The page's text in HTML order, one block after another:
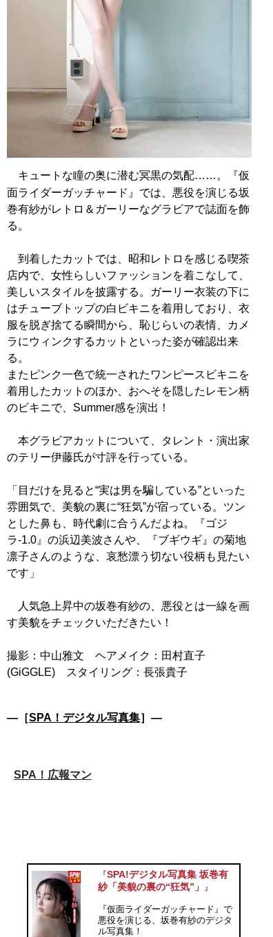
キュートな瞳の奥に潜む冥黒の気配……。『仮
面ライダーガッチャード』では、悪役を演じる坂
巻有紗がレトロ＆ガーリーなグラビアで誌面を飾
る。
到着したカットでは、昭和レトロを感じる喫茶
店内で、女性らしいファッションを着こなして、
美しいスタイルを披露する。ガーリー衣装の下に
はチューブトップの白ビキニを着用しており、衣
服を脱ぎ捨てる瞬間から、恥じらいの表情、カメ
ラにウィンクするカットといった姿が確認出来
る。
またピンク一色で統一されたワンピースビキニを
着用したカットのほか、おへそを隠したレモン柄
のビキニで、Summer感を演出！
本グラビアカットについて、タレント・演出家
のテリー伊藤氏が寸評を行っている。
「目だけを見ると“実は男を騙している”といった
雰囲気で、美貌の裏に“狂気”が宿っている。ツン
とした鼻も、時代劇に合うんだよね。『ゴジ
ラ-1.0』の浜辺美波さんや、『ブギウギ』の菊地
凛子さんのような、哀愁漂う切ない役柄も見たい
です」
人気急上昇中の坂巻有紗の、悪役とは一線を画
す美貌をチェックいただきたい！
撮影：中山雅文 ヘアメイク：田村直子
(GiGGLE) スタイリング：長張貴子
―［SPA！デジタル写真集］―
SPA！広報マン
『SPA!デジタル写真集 坂巻有
紗「美貌の裏の“狂気”」
』
『仮面ライダーガッチャード』で
悪役を演じる、坂巻有紗のデジタ
ル写真集！